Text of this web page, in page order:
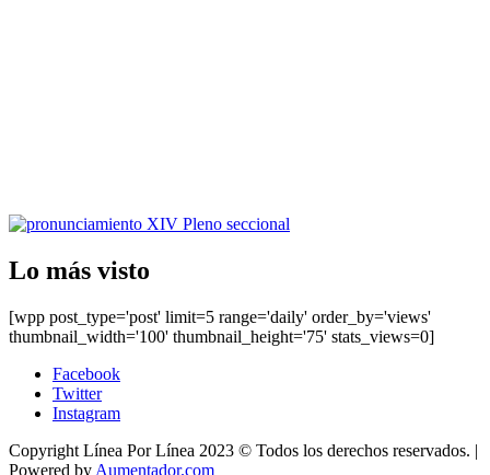
Lo más visto
[wpp post_type='post' limit=5 range='daily' order_by='views'
thumbnail_width='100' thumbnail_height='75' stats_views=0]
Facebook
Twitter
Instagram
Copyright Línea Por Línea 2023 © Todos los derechos reservados. |
Powered by Aumentador.com